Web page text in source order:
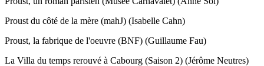
Proust du côté de la mère (mahJ) (Isabelle Cahn)
Proust, la fabrique de l'oeuvre (BNF) (Guillaume Fau)
La Villa du temps rerouvé à Cabourg (Saison 2) (Jérôme Neutres)